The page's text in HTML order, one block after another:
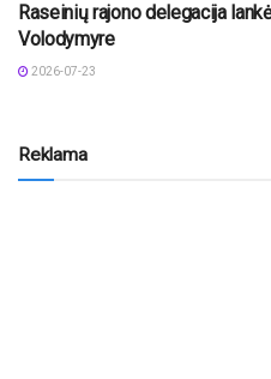
Raseinių rajono delegacija
Volodymyre
2026-07-23
Reklama